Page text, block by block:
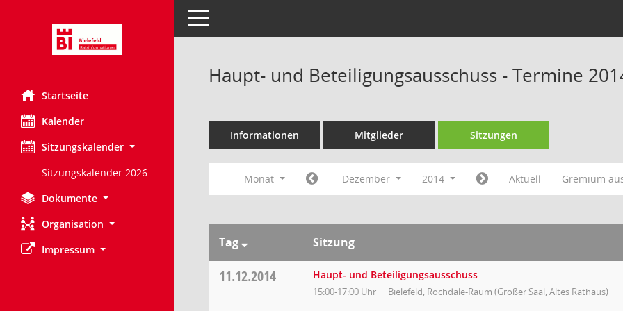
Startseite
Kalender
Sitzungskalender
Sitzungskalender 2026
Dokumente
Organisation
Impressum
Toggle navigation
Haupt- und Beteiligungsausschuss - Termine
Informationen Mitglieder Sitzungen
Monat Dezember 2014 Aktuell Gremium
Tag Sitzung
11.12.2014 Haupt- und Beteiligungsausschuss
15:00-17:00 Uhr Bielefeld, Rochdale-Raum (Großer Saal, Altes Rathaus)